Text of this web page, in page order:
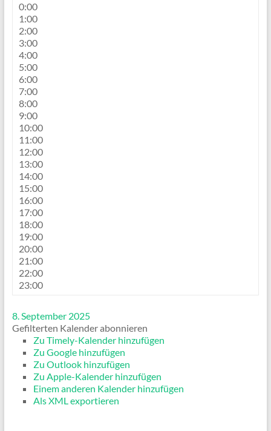
0:00
1:00
2:00
3:00
4:00
5:00
6:00
7:00
8:00
9:00
10:00
11:00
12:00
13:00
14:00
15:00
16:00
17:00
18:00
19:00
20:00
21:00
22:00
23:00
8. September 2025
Gefilterten Kalender abonnieren
Zu Timely-Kalender hinzufügen
Zu Google hinzufügen
Zu Outlook hinzufügen
Zu Apple-Kalender hinzufügen
Einem anderen Kalender hinzufügen
Als XML exportieren